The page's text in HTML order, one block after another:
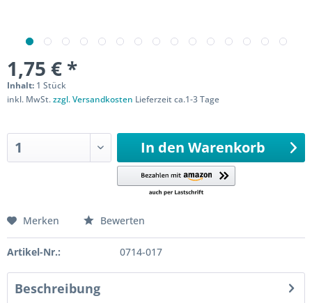
1,75 € *
Inhalt: 1 Stück
inkl. MwSt.zzgl. Versandkosten Lieferzeit ca.1-3 Tage
In den Warenkorb
Merken Bewerten
Artikel-Nr.: 0714-017
Beschreibung